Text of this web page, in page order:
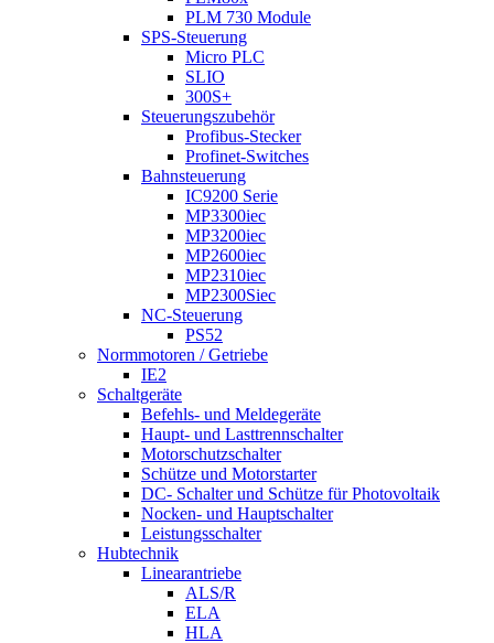
PLM 730 Module
SPS-Steuerung
Micro PLC
SLIO
300S+
Steuerungszubehör
Profibus-Stecker
Profinet-Switches
Bahnsteuerung
IC9200 Serie
MP3300iec
MP3200iec
MP2600iec
MP2310iec
MP2300Siec
NC-Steuerung
PS52
Normmotoren / Getriebe
IE2
Schaltgeräte
Befehls- und Meldegeräte
Haupt- und Lasttrennschalter
Motorschutzschalter
Schütze und Motorstarter
DC- Schalter und Schütze für Photovoltaik
Nocken- und Hauptschalter
Leistungsschalter
Hubtechnik
Linearantriebe
ALS/R
ELA
HLA